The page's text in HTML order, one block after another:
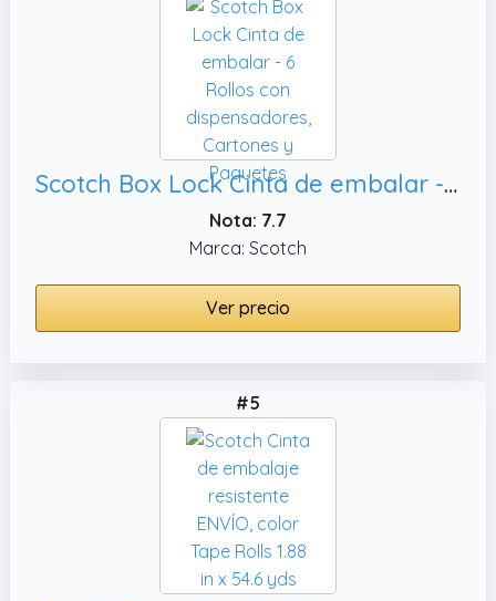
Scotch Box Lock Cinta de embalar - 6 Rollos con dispensadores, Cartones y Paquetes
Nota: 7.7
Marca: Scotch
Ver precio
#5